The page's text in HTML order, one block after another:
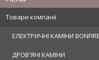
Товари компанії
ЕЛЕКТРИЧНІ КАМІНИ BONFIRE
ДРОВ'ЯНІ КАМІНИ